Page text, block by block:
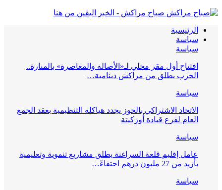
صباح مراكش - الخبر اليقين من هنا
الرئيسية
سياسة
سياسة
افتتاح أول مقر محلي لـ«الأصالة والمعاصرة» بالمنارة..
الحزب يطلق من مراكش دينامية…
سياسة
الاتحاد الاشتراكي بالحوز يجدد هياكله التنظيمية بعقد الجمع
العام لفرع قيادة أوزكيتة
سياسة
عامل إقليم قلعة السراغنة يطلق مشاريع تنموية وتعليمية
بأزيد من 27 مليون درهم احتفاءً…
سياسة